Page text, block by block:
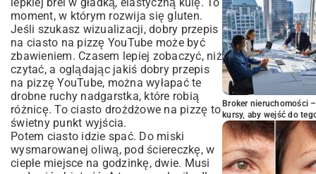
moment, w którym rozwija się gluten.
Jeśli szukasz wizualizacji, dobry przepis
na ciasto na pizzę YouTube może być
zbawieniem. Czasem lepiej zobaczyć, niż
czytać, a oglądając jakiś dobry przepis
na pizzę YouTube, można wyłapać te
drobne ruchy nadgarstka, które robią
różnicę.To ciasto drożdżowe na pizzę to
świetny punkt wyjścia.
Potem ciasto idzie spać. Do miski
wysmarowanej oliwą, pod ściereczkę, w
ciepłe miejsce na godzinkę, dwie. Musi
Broker nieruchomości
kursy, aby wejść do